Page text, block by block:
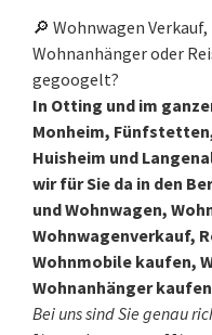
🔎 Wohnwagen
Wohnanhänger oder
gegoogelt?
In Otting und im
Monheim,
Huisheim und
wir für Sie da in den
und Wohnwagen,
Wohnwagenverkauf,
Wohnmobile kaufen,
Wohnanhänger
Bei uns sind Sie genau